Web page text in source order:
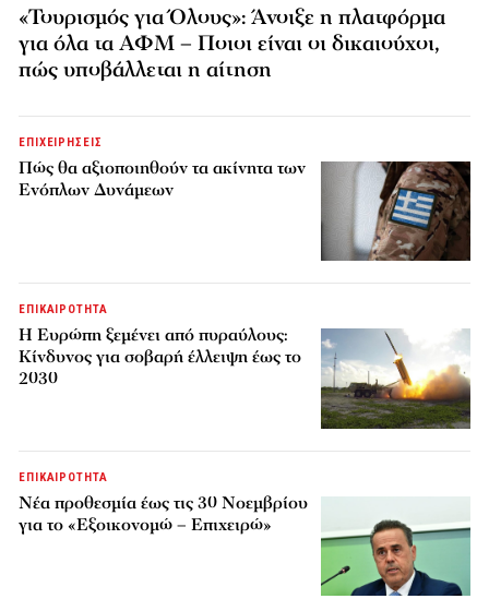
«Τουρισμός για Όλους»: Άνοιξε η πλατφόρμα
για όλα τα ΑΦΜ – Ποιοι είναι οι δικαιούχοι,
πώς υποβάλλεται η αίτηση
ΕΠΙΧΕΙΡΗΣΕΙΣ
Πώς θα αξιοποιηθούν τα ακίνητα των
Ενόπλων Δυνάμεων
ΕΠΙΚΑΙΡΟΤΗΤΑ
H Ευρώπη ξεμένει από πυραύλους:
Κίνδυνος για σοβαρή έλλειψη έως το
2030
ΕΠΙΚΑΙΡΟΤΗΤΑ
Νέα προθεσμία έως τις 30 Νοεμβρίου
για το «Εξοικονομώ – Επιχειρώ»